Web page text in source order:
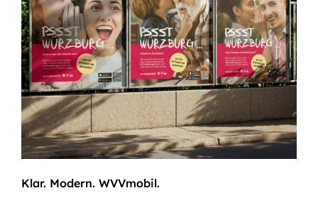
Klar. Modern. WVVmobil.